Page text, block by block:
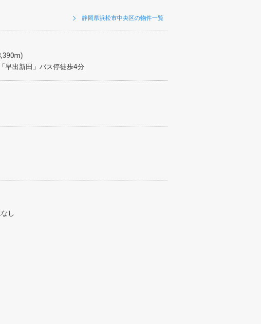
静岡県浜松市中央区の物件一覧
早出新田」バス停徒歩4分
し